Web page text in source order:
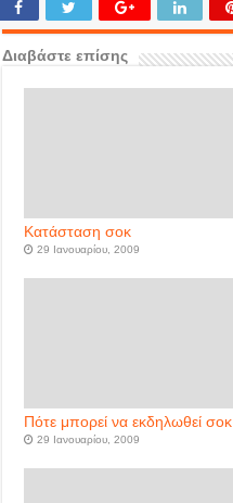
Διαβάστε επίσης
Κατάσταση σοκ
29 Ιανουαρίου, 2009
Πότε μπορεί να εκδηλωθεί σοκ
29 Ιανουαρίου, 2009